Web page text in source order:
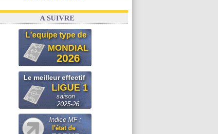
A SUIVRE
L'equipe type de
MONDIAL
2026
Le meilleur effectif
LIGUE 1
saison
2025-26
Indice MF :
l'état de